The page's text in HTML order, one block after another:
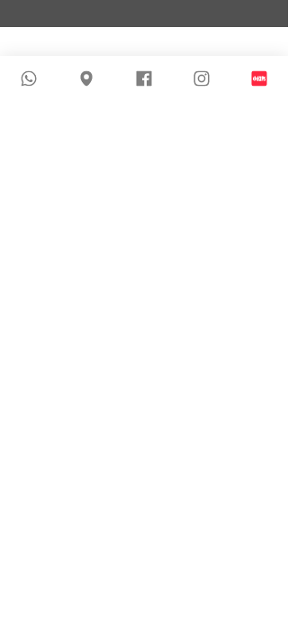
類似商品